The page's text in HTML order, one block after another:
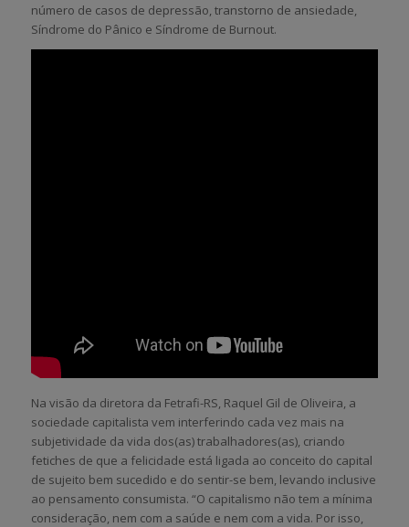
número de casos de depressão, transtorno de ansiedade,
Síndrome do Pânico e Síndrome de Burnout.
Na visão da diretora da Fetrafi-RS, Raquel Gil de Oliveira, a
sociedade capitalista vem interferindo cada vez mais na
subjetividade da vida dos(as) trabalhadores(as), criando
fetiches de que a felicidade está ligada ao conceito do capital
de sujeito bem sucedido e do sentir-se bem, levando inclusive
ao pensamento consumista. “O capitalismo não tem a mínima
consideração, nem com a saúde e nem com a vida. Por isso,